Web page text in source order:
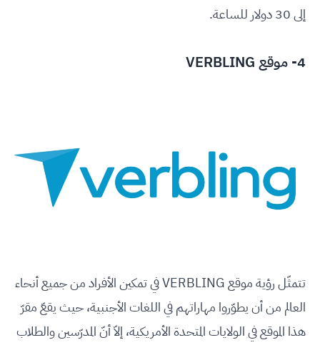
إلى 30 دولار للساعة.
4- موقع VERBLING
تتمثّل رؤية موقع VERBLING في تمكين الأفراد من جميع أنحاء
العالم من أن يطوّروا مهاراتهم في اللغات الأجنبية، حيث يقعّ مقرّ
هذا الموقع في الولايات المتحدة الأمريكية، إلاّ أنّ المدرّسين والطلاب